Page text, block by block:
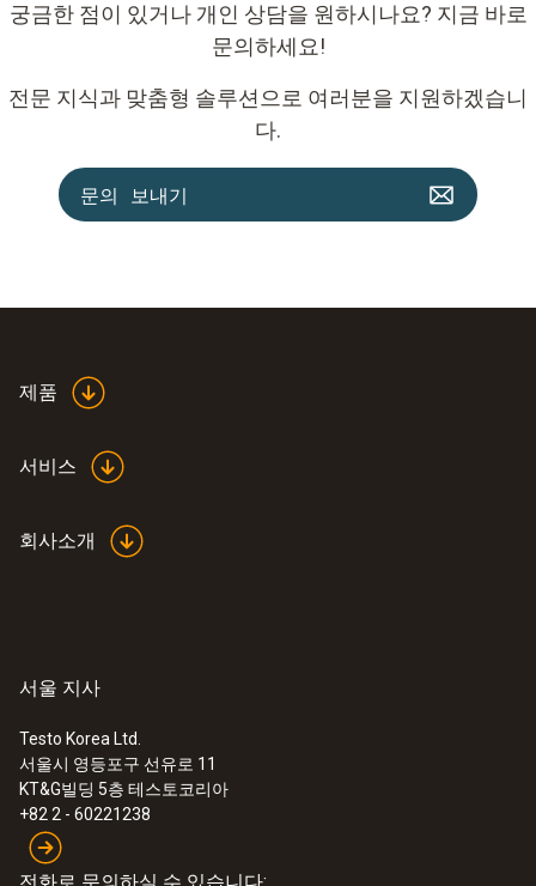
궁금한 점이 있거나 개인 상담을 원하시나요? 지금 바로
문의하세요!
전문 지식과 맞춤형 솔루션으로 여러분을 지원하겠습니
다.
문의 보내기
제품
서비스
회사소개
서울 지사
Testo Korea Ltd.
서울시 영등포구 선유로 11
KT&G빌딩 5층 테스토코리아
+82 2 - 60221238